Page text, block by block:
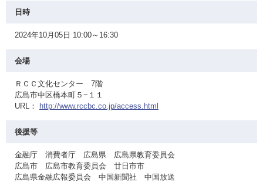
日時
2024年10月05日 10:00～16:30
会場
ＲＣＣ文化センター 7階
広島市中区橋本町５−１１
URL：
http://www.rccbc.co.jp/access.html
後援等
金融庁 消費者庁 広島県 広島県教育委員会
広島市 広島市教育委員会 廿日市市
広島県金融広報委員会 中国新聞社 中国放送